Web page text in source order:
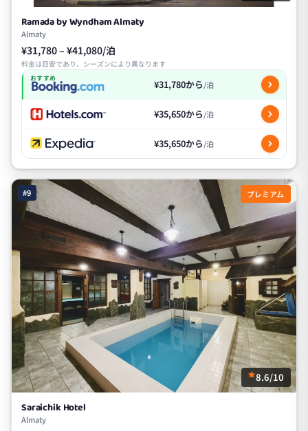
Ramada by Wyndham Almaty
Almaty
¥31,780 – ¥41,080/泊
料金は目安であり、シーズンにより異なります
おすすめ ¥31,780から/泊
¥35,650から/泊
¥35,650から/泊
#9 プレミアム
8.6/10
Saraichik Hotel
Almaty